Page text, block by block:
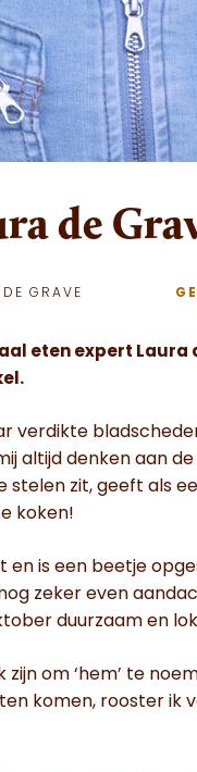
de
GRAVE
eten expert
altijd denken aan de
stelen zit, geeft als
koken!
en is een beetje
zeker even
duurzaam en
om ‘hem’ te
komen, rooster ik